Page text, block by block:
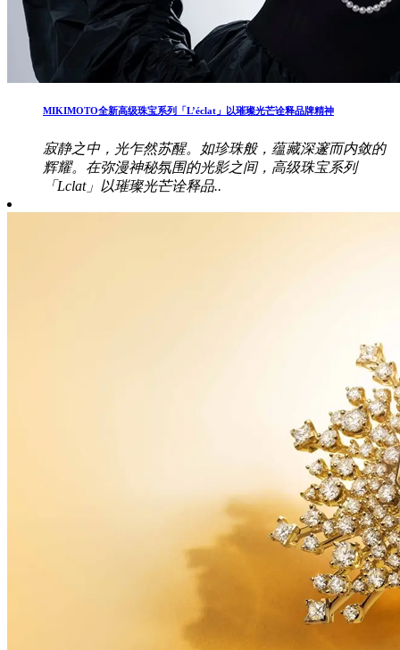
MIKIMOTO全新高级珠宝系列「L’éclat」以璀璨光芒诠释品牌精神
寂静之中，光乍然苏醒。如珍珠般，蕴藏深邃而内敛的
辉耀。在弥漫神秘氛围的光影之间，高级珠宝系列
「Lclat」以璀璨光芒诠释品..